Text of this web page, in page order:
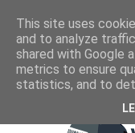
This site uses
and to analyze
shared with Google
metrics to ensure
statistics, and to